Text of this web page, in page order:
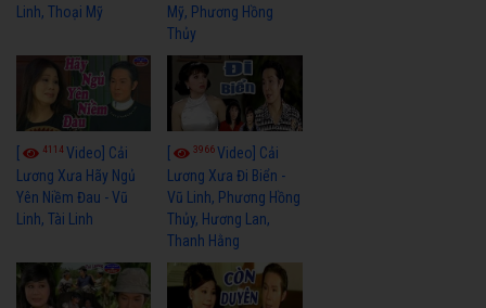
Linh, Thoại Mỹ
Mỹ, Phương Hồng
Thủy
4114Video] Cải
Lương Xưa Hãy Ngủ
Yên Niềm Đau - Vũ
Linh, Tài Linh
3966Video] Cải
Lương Xưa Đi Biển -
Vũ Linh, Phương Hồng
Thủy, Hương Lan,
Thanh Hằng